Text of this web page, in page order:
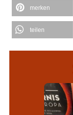
merken
teilen